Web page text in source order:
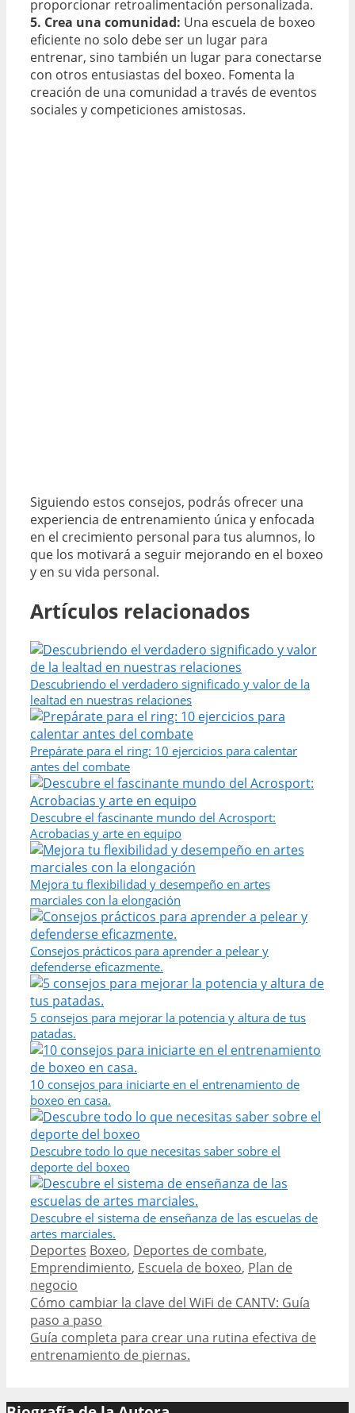
proporcionar retroalimentación personalizada.
5. Crea una comunidad: Una escuela de boxeo
eficiente no solo debe ser un lugar para
entrenar, sino también un lugar para conectarse
con otros entusiastas del boxeo. Fomenta la
creación de una comunidad a través de eventos
sociales y competiciones amistosas.
Siguiendo estos consejos, podrás ofrecer una
experiencia de entrenamiento única y enfocada
en el crecimiento personal para tus alumnos, lo
que los motivará a seguir mejorando en el boxeo
y en su vida personal.
Artículos relacionados
Descubriendo el verdadero significado y valor de la
lealtad en nuestras relaciones
Prepárate para el ring: 10 ejercicios para calentar
antes del combate
Descubre el fascinante mundo del Acrosport:
Acrobacias y arte en equipo
Mejora tu flexibilidad y desempeño en artes
marciales con la elongación
Consejos prácticos para aprender a pelear y
defenderse eficazmente.
5 consejos para mejorar la potencia y altura de tus
patadas.
10 consejos para iniciarte en el entrenamiento de
boxeo en casa.
Descubre todo lo que necesitas saber sobre el
deporte del boxeo
Descubre el sistema de enseñanza de las escuelas de
artes marciales.
Categories
Deportes Tags
Boxeo, Deportes de combate,
Emprendimiento, Escuela de boxeo, Plan de
negocio
Post
navigation
Cómo cambiar la clave del WiFi de CANTV: Guía
paso a paso
Guía completa para crear una rutina efectiva de
entrenamiento de piernas.